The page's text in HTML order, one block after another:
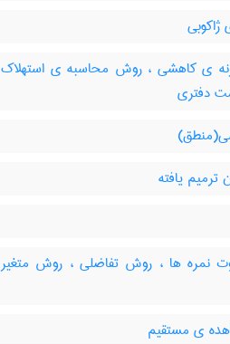
ی کاهشی ، روش محاسبه ی استهلاک
دفتری
یافته
نمره ها ، روش تفاضلی ، روش متغیر
ی مستقیم